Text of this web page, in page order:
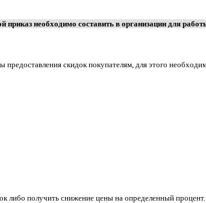
необходимо составить в организации для
скидок покупателям, для этого
либо получить снижение цены на определенный процент.